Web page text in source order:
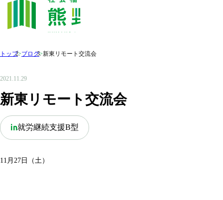
新東リモート交流会
2021.11.29
in就労継続支援B型
11月27日（土）
トップ>ブログ>新東リモート交流会